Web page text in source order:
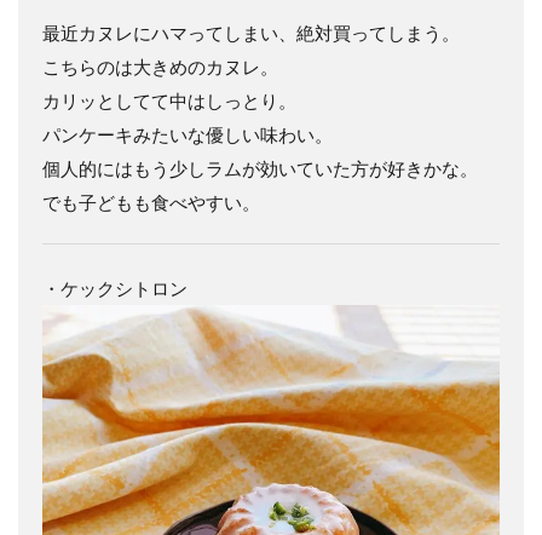
最近カヌレにハマってしまい、絶対買ってしまう。
こちらのは大きめのカヌレ。
カリッとしてて中はしっとり。
パンケーキみたいな優しい味わい。
個人的にはもう少しラムが効いていた方が好きかな。
でも子どもも食べやすい。
・ケックシトロン